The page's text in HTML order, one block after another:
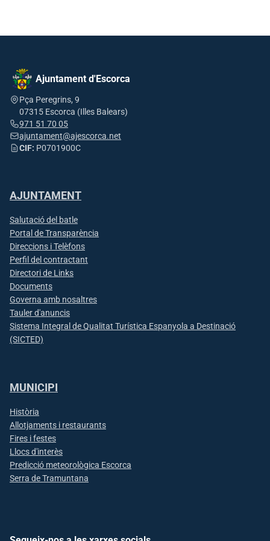
Ajuntament d'Escorca
Pça Peregrins, 9
07315 Escorca (Illes Balears)
971 51 70 05
ajuntament@ajescorca.net
CIF: P0701900C
AJUNTAMENT
Salutació del batle
Portal de Transparència
Direccions i Telèfons
Perfil del contractant
Directori de Links
Documents
Governa amb nosaltres
Tauler d'anuncis
Sistema Integral de Qualitat Turística Espanyola a Destinació
(SICTED)
MUNICIPI
Història
Allotjaments i restaurants
Fires i festes
Llocs d'interès
Predicció meteorològica Escorca
Serra de Tramuntana